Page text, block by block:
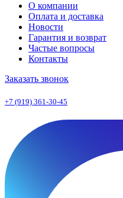
О компании
Оплата и доставка
Новости
Гарантия и возврат
Частые вопросы
Контакты
Заказать звонок
+7 (919) 361-30-45